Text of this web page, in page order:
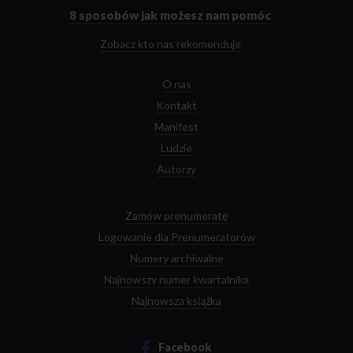
8 sposobów jak możesz nam pomóc
Zobacz kto nas rekomenduje
O nas
Kontakt
Manifest
Ludzie
Autorzy
Zamów prenumeratę
Logowanie dla Prenumeratorów
Numery archiwalne
Najnowszy numer kwartalnika
Najnowsza książka
Facebook